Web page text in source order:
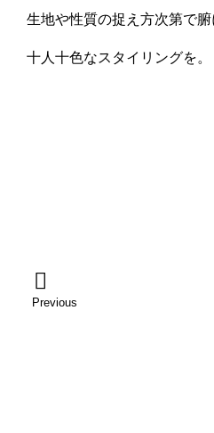
生地や性質の捉え方次第で腑
十人十色なスタイリングを。
Previous